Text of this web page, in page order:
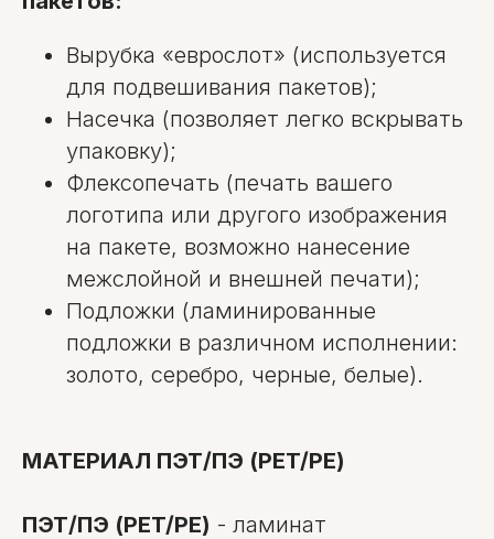
Вырубка «еврослот» (используется
для подвешивания пакетов);
Насечка (позволяет легко вскрывать
упаковку);
Флексопечать (печать вашего
логотипа или другого изображения
на пакете, возможно нанесение
межслойной и внешней печати);
Подложки (ламинированные
подложки в различном исполнении:
золото, серебро, черные, белые).
МАТЕРИАЛ ПЭТ/ПЭ (PET/PE)
ПЭТ/ПЭ (PET/PE) - ламинат